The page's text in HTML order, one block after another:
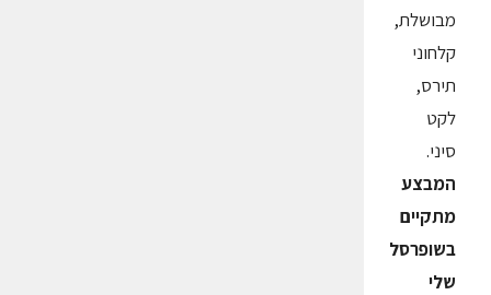
מבושלת,
קלחוני
תירס,
לקט
סיני.
המבצע
מתקיים
בשופרסל
שלי